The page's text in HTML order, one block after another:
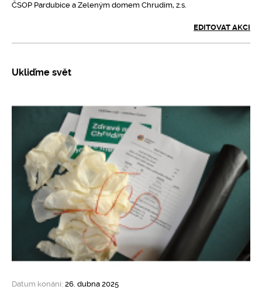
ČSOP Pardubice a Zeleným domem Chrudim, z.s.
EDITOVAT AKCI
Ukliďme svět
Datum konání: 26. dubna 2025